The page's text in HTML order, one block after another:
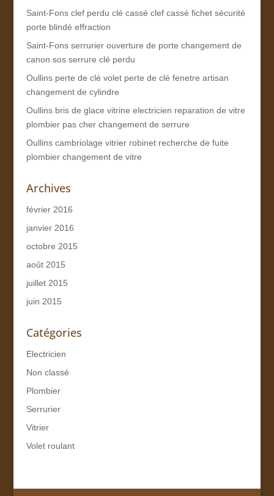
Saint-Fons clef perdu clé cassé clef cassé fichet sécurité
porte blindé effraction
Saint-Fons serrurier ouverture de porte changement de
canon sos serrure clé perdu
Oullins perte de clé volet perte de clé fenetre artisan
changement de cylindre
Oullins bris de glace vitrine electricien reparation de vitre
plombier pas cher changement de serrure
Oullins cambriolage vitrier robinet recherche de fuite
plombier changement de vitre
Archives
février 2016
janvier 2016
octobre 2015
août 2015
juillet 2015
juin 2015
Catégories
Electricien
Non classé
Plombier
Serrurier
Vitrier
Volet roulant